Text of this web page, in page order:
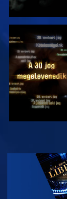
MŰSORNÉZÉS
MŰSORNÉZÉS